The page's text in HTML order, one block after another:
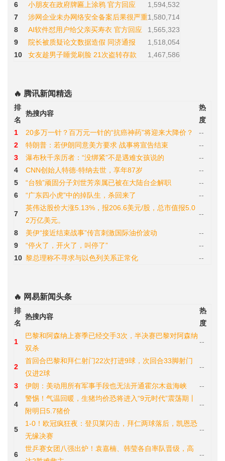
6
小朋友在政府牌匾上涂鸦 官方回应
1,594,532
7
涉网企业未办网络安全备案后果很严重1,580,714
8
AI软件怼用户给父亲买寿衣 官方回应
1,565,323
9
院长被质疑论文数据造假 同济通报
1,518,054
10
女友趁男子睡觉刷脸 21次盗转存款 1,467,586
🔥 腾讯新闻精选
排
名
热搜内容
热
度
1
20多万一针？百万元一针的“抗癌神药”将迎来大降价？
--
2
特朗普：若伊朗同意美方要求 战事将宣告结束
--
3
瀑布秋千亲历者：“没绑紧”不是遇难女孩说的
--
4
CNN创始人特德·特纳去世，享年87岁
--
5
“台独”顽固分子刘世芳亲属已被在大陆台企解职
--
6
“广东四小虎”中的掉队生，杀回来了 --
7
英伟达股价大涨5.13%，报206.6美元/股，总市值报5.0
2万亿美元。
--
8 美伊“接近结束战事”传言刺激国际油价波动
--
9
“停火了，开火了，叫停了”
--
10 黎总理称不寻求与以色列关系正常化 --
🔥 网易新闻头条
排
名
热搜内容
热
度
1
巴黎和阿森纳上赛季已经交手3次，半决赛巴黎对阿森纳
双杀
--
2
首回合巴黎和拜仁射门22次打进9球，次回合33脚射门
仅进2球
--
3 伊朗：美动用所有军事手段也无法开通霍尔木兹海峡 --
4
警惕！气温回暖，生猪均价恐将进入“9元时代”震荡期丨
附明日5.7猪价
--
5
1-0！欧冠疯狂夜：登贝莱闪击，拜仁两球落后，凯恩恐
无缘决赛
--
6
世乒赛女团八强出炉！袁嘉楠、韩莹各自率队晋级，高
--